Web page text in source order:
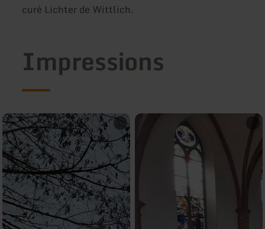
curé Lichter de Wittlich.
Impressions